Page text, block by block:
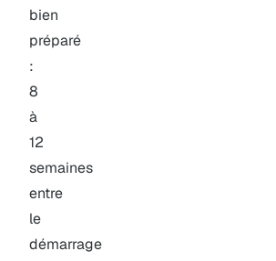
bien
préparé
:
8
à
12
semaines
entre
le
démarrage